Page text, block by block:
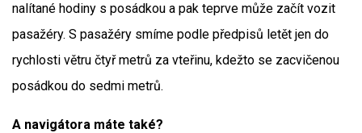
nalítané hodiny s posádkou a pak teprve může začít vozit
pasažéry. S pasažéry smíme podle předpisů letět jen do
rychlosti větru čtyř metrů za vteřinu, kdežto se zacvičenou
posádkou do sedmi metrů.
A navigátora máte také?